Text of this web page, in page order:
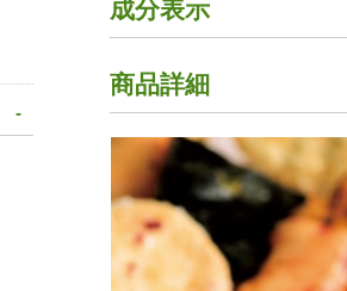
成分表示
商品詳細